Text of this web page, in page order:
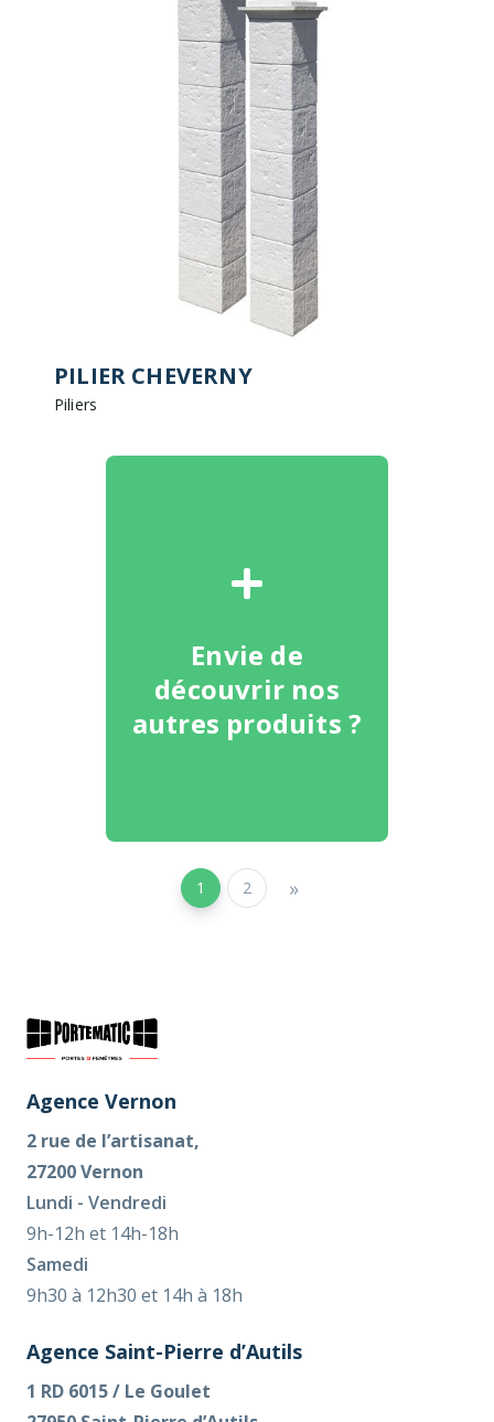
PILIER CHEVERNY
Piliers
Envie de
découvrir nos
autres produits ?
1 2 »
Agence Vernon
2 rue de l’artisanat,
27200 Vernon
Lundi - Vendredi
9h-12h et 14h-18h
Samedi
9h30 à 12h30 et 14h à 18h
Agence Saint-Pierre d’Autils
1 RD 6015 / Le Goulet